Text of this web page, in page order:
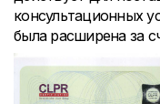
консультационных
была расширена за